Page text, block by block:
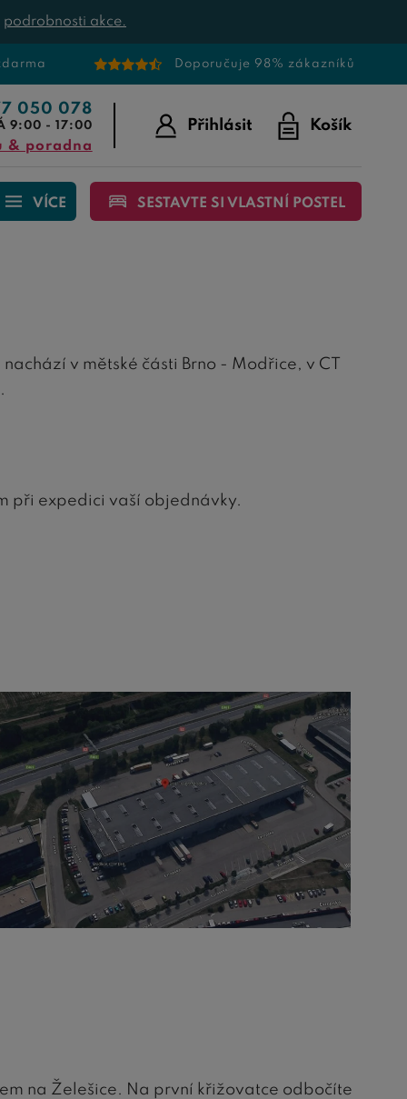
podrobnosti akce.
Doporučuje 98% zákazníků
050 078
9:00 - 17:00
& poradna
Přihlásit Košík
VÍCE SESTAVTE SI VLASTNÍ POSTEL
v mětské části Brno - Modřice, v CT
při expedici vaší objednávky.
na Želešice. Na první křižovatce odbočíte